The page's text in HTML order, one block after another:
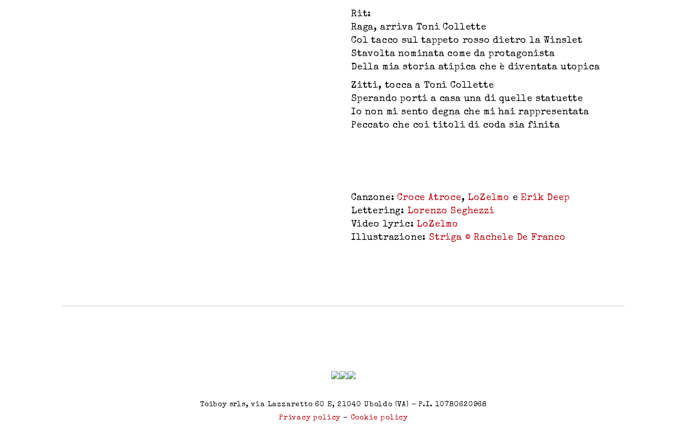
Rit:
Raga, arriva Toni Collette
Col tacco sul tappeto rosso dietro la Winslet
Stavolta nominata come da protagonista
Della mia storia atipica che è diventata utopica
Zitti, tocca a Toni Collette
Sperando porti a casa una di quelle statuette
Io non mi sento degna che mi hai rappresentata
Peccato che coi titoli di coda sia finita
Canzone:Croce Atroce, LoZelmo eErik Deep
Lettering: Lorenzo Seghezzi
Video lyric: LoZelmo
Illustrazione: Striga © Rachele De Franco
Toiboy srls, via Lazzaretto 60 E, 21040 Uboldo (VA) - P.I. 10780620968
Privacy policy - Cookie policy